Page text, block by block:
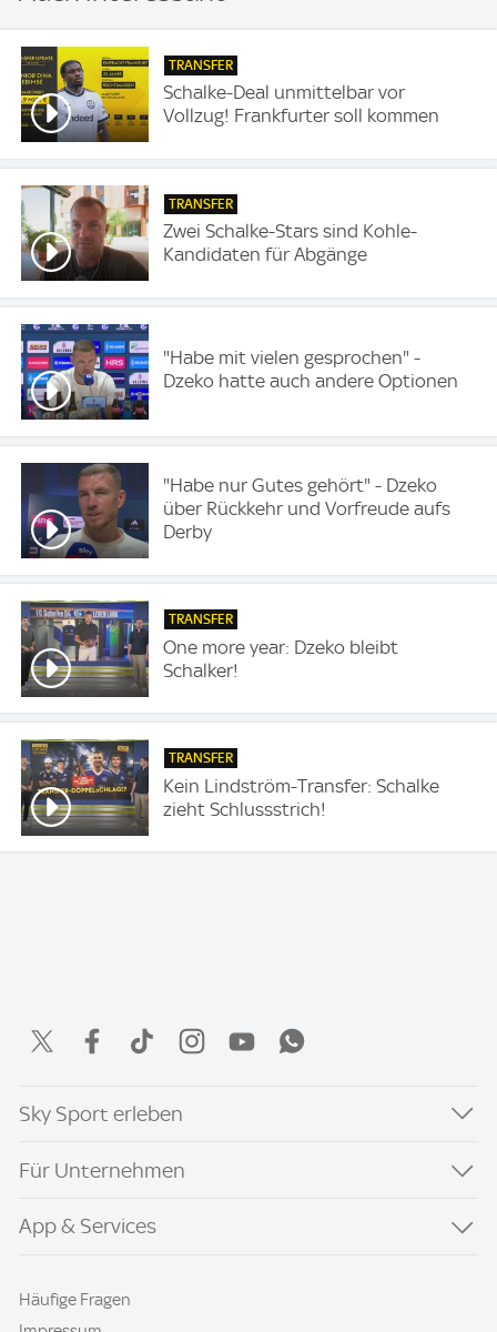
TRANSFER
Schalke-Deal unmittelbar vor
Vollzug! Frankfurter soll kommen
TRANSFER
Zwei Schalke-Stars sind Kohle-
Kandidaten für Abgänge
"Habe mit vielen gesprochen" -
Dzeko hatte auch andere Optionen
"Habe nur Gutes gehört" - Dzeko
über Rückkehr und Vorfreude aufs
Derby
TRANSFER
One more year: Dzeko bleibt
Schalker!
TRANSFER
Kein Lindström-Transfer: Schalke
zieht Schlussstrich!
Sky Sport erleben
Für Unternehmen
App & Services
Häufige Fragen